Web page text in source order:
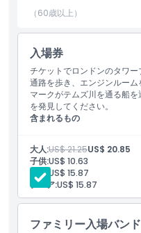
行き方
引換方法
キャンセルポリシー
（60歳以上）
入場券
チケットでロンドンのタワ
通路を歩き、エンジンルー
マークがテムズ川を通る船
を発見してください。
含まれるもの
大人:US$ 21.25US$ 20.85
子供:US$ 10.63
学生: US$ 15.87
シニア:US$ 15.87
ファミリー入場バン